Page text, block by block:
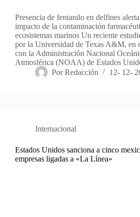
Presencia de fentanilo en delfines
impacto de la contaminación
ecosistemas marinos Un reciente
por la Universidad de Texas A&M, en
con la Administración Nacional
Atmosférica (NOAA) de Estados
Por Redacción 12- 12-
Internacional
Estados Unidos sanciona a cinco
empresas ligadas a «La Línea»